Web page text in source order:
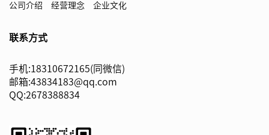
公司介绍 经营理念 企业文化
联系方式
手机:18310672165(同微信)
邮箱:43834183@qq.com
QQ:2678388834